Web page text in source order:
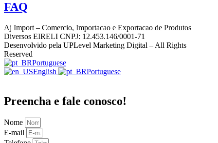
FAQ
Aj Import – Comercio, Importacao e Exportacao de Produtos
Diversos EIRELI CNPJ: 12.453.146/0001-71
Desenvolvido pela UPLevel Marketing Digital – All Rights
Reserved
Portuguese
English
Portuguese
Preencha e fale conosco!
Nome
E-mail